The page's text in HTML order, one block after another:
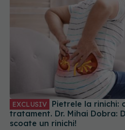
EXCLUSIV
tratament. Dr. Mihai Dobra:
scoate un rinichi!